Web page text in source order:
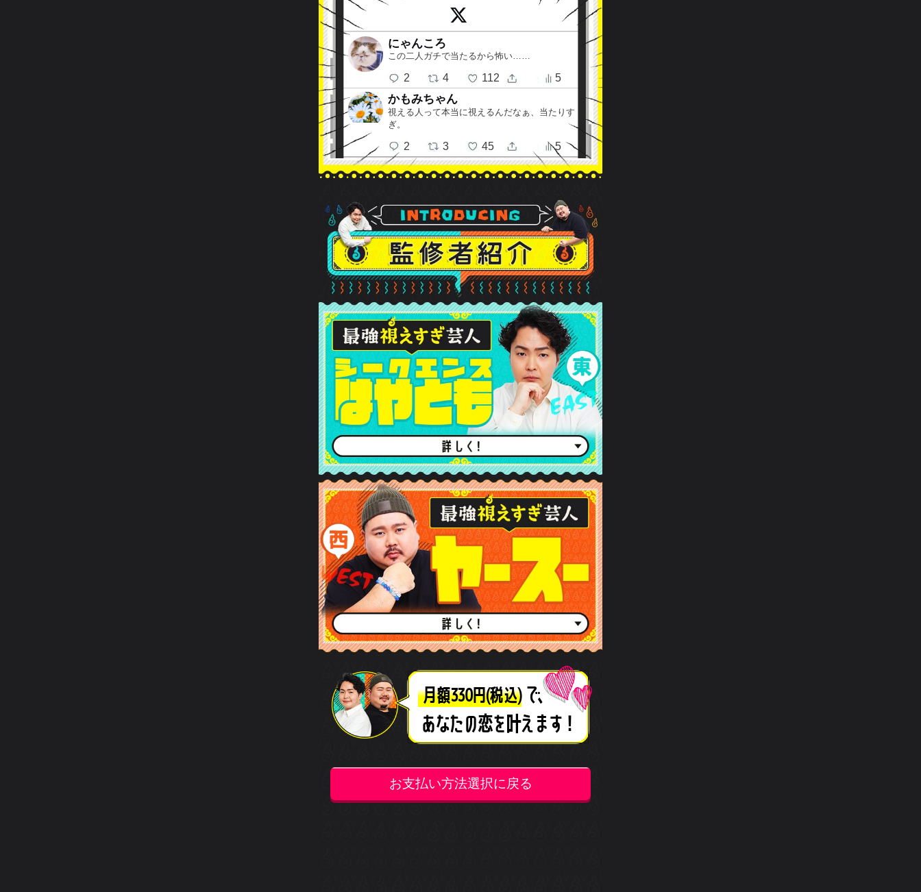
月額330円(税込)で、
あなたの恋を叶えます！
お支払い方法選択に戻る
上へ戻る
©メディア工房